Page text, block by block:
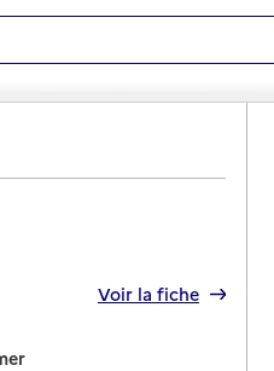
à domicile
Voir la fiche